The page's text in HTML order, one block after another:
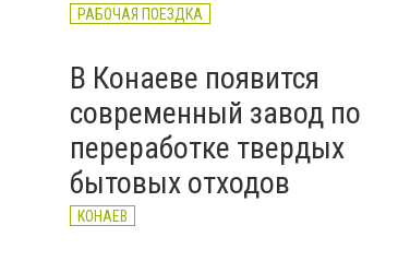
РАБОЧАЯ ПОЕЗДКА
В Конаеве появится
современный завод по
переработке твердых
бытовых отходов
КОНАЕВ